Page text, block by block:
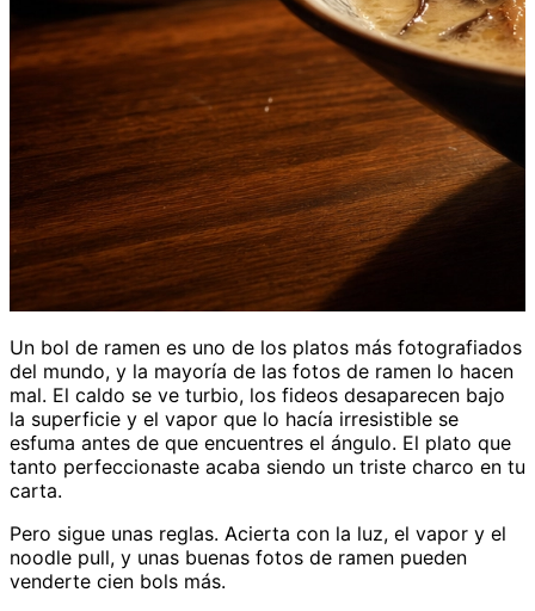
Un bol de ramen es uno de los platos más fotografiados
del mundo, y la mayoría de las fotos de ramen lo hacen
mal. El caldo se ve turbio, los fideos desaparecen bajo
la superficie y el vapor que lo hacía irresistible se
esfuma antes de que encuentres el ángulo. El plato que
tanto perfeccionaste acaba siendo un triste charco en tu
carta.
Pero sigue unas reglas. Acierta con la luz, el vapor y el
noodle pull, y unas buenas fotos de ramen pueden
venderte cien bols más.